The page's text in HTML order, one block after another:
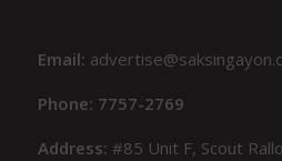
Email:
Phone: 7757-2769
Address:#85 Unit F, Scout